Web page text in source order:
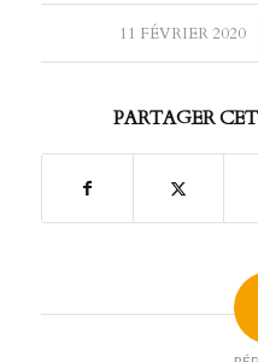
11 FÉVRIER 2020
/
PARTAGER